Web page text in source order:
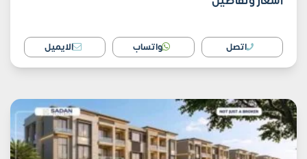
اتصل واتساب الايميل